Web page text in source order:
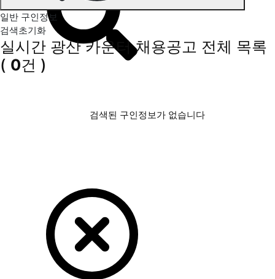
일반 구인정보
검색초기화
실시간 광산 카운터 채용공고 전체 목록
( 0건 )
검색된 구인정보가 없습니다